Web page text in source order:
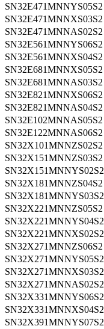
SN32E471MNNYS05S2
SN32E471MNNXS03S2
SN32E471MNNAS02S2
SN32E561MNNYS06S2
SN32E561MNNXS04S2
SN32E681MNNXS05S2
SN32E681MNNAS03S2
SN32E821MNNXS06S2
SN32E821MNNAS04S2
SN32E102MNNAS05S2
SN32E122MNNAS06S2
SN32X101MNNZS02S2
SN32X151MNNZS03S2
SN32X151MNNYS02S2
SN32X181MNNZS04S2
SN32X181MNNYS03S2
SN32X221MNNZS05S2
SN32X221MNNYS04S2
SN32X221MNNXS02S2
SN32X271MNNZS06S2
SN32X271MNNYS05S2
SN32X271MNNXS03S2
SN32X271MNNAS02S2
SN32X331MNNYS06S2
SN32X331MNNXS04S2
SN32X391MNNYS07S2